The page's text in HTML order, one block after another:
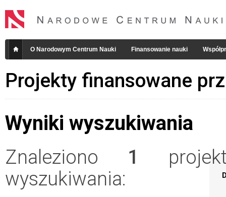
O Narodowym Centrum Nauki Finansowanie nauki
Projekty finansowane
Wyniki wyszukiwania
Znaleziono 1
wyszukiwania: